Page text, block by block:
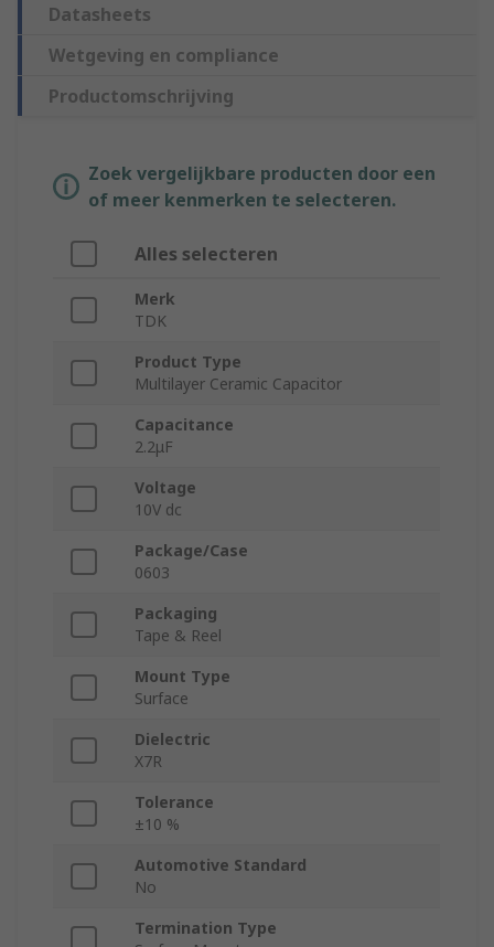
Datasheets
Wetgeving en compliance
Productomschrijving
Zoek vergelijkbare producten door een
of meer kenmerken te selecteren.
Alles selecteren
Merk
TDK
Product Type
Multilayer Ceramic Capacitor
Capacitance
2.2μF
Voltage
10V dc
Package/Case
0603
Packaging
Tape & Reel
Mount Type
Surface
Dielectric
X7R
Tolerance
±10 %
Automotive Standard
No
Termination Type